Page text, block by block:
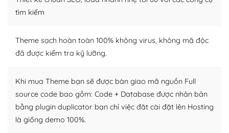
WordPress là nơi lưu trữ cho một diễn đàn cộng đồng
khổng lồ được kiểm duyệt bởi các nhân viên và những
Nếu bạn gặp khó khăn, bạn có thể lên mạng và tìm
kiếm những cộng đồng WordPress, họ sẽ giúp bạn trả
lời, giải đáp vấn đề của bạn.
tìm kiếm
Theme sạch hoàn toàn 100% không virus, không mã độc
đã được kiểm tra kỹ lưỡng.
Khi mua Theme bạn sẽ được bàn giao mã nguồn Full
source code bao gồm: Code + Database được nhân bản
bằng plugin duplicator bạn chỉ việc đăt cài đặt lên Hosting
là giống demo 100%.